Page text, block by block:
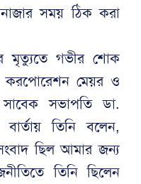
সময় ঠিক করা
মৃত্যুতে গভীর শোক
করপোরেশন মেয়র ও
সাবেক সভাপতি ডা.
তিনি বলেন,
ছিল আমার জন্য
তিনি ছিলেন